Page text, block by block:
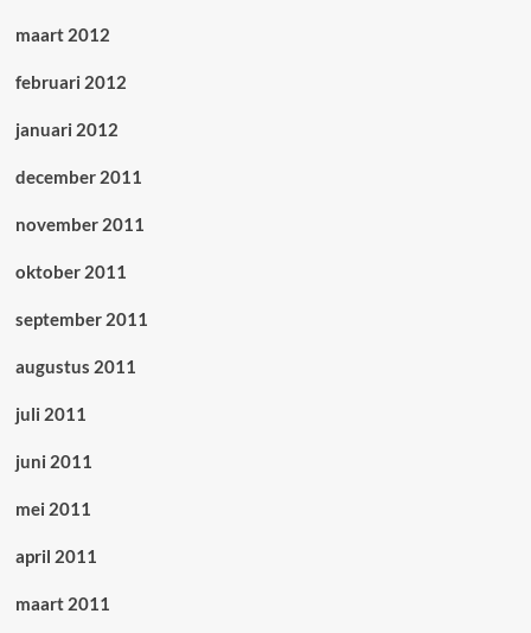
maart 2012
februari 2012
januari 2012
december 2011
november 2011
oktober 2011
september 2011
augustus 2011
juli 2011
juni 2011
mei 2011
april 2011
maart 2011